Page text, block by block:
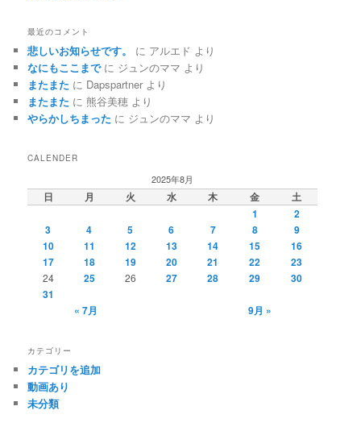
最近のコメント
悲しいお知らせです。 に アルエド より
なにもここまでに ジュンのママ より
またまた に Dapspartner より
またまた に 熊谷美穂 より
やらかしちまった に ジュンのママ より
CALENDER
2025年8月
日 月 火 水 木 金
土
1
2
3
4 5 6 7 8
9
10
11 12 13 14 15
16
17
18 19 20 21 22 23
24 25 26 27 28 29
30
31
« 7月
9月 »
カテゴリー
カテゴリを追加
動画あり
未分類